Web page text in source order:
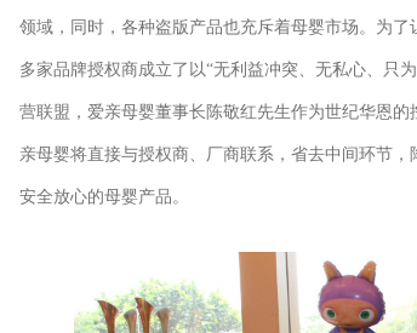
领域，同时，各种盗版产品也充斥着母婴市场。为
多家品牌授权商成立了以“无利益冲突、无私心、只
营联盟，爱亲母婴董事长陈敬红先生作为世纪华恩
亲母婴将直接与授权商、厂商联系，省去中间环节
安全放心的母婴产品。